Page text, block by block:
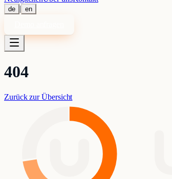
de | en
404
Zurück zur Übersicht